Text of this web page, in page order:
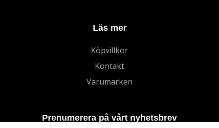
Läs mer
Köpvillkor
Kontakt
Varumärken
Prenumerera på vårt nyhetsbrev